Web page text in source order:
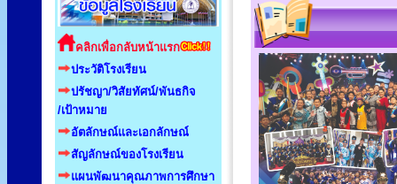
คลิกเพื่อกลับหน้าแรก
ประวัติโรงเรียน
ปรัชญา/วิสัยทัศน์/พันธกิจ
/เป้าหมาย
อัตลักษณ์และเอกลักษณ์
สัญลักษณ์ของโรงเรียน
แผนพัฒนาคุณภาพการศึกษา